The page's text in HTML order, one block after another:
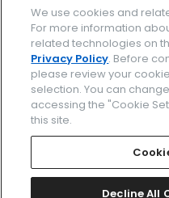
企業情報
プライバシーポリ
Amazon PayはAmazon.com,
We use cookies and
For more information
related technologies on
Privacy Policy. Before
please review your
selection. You can
accessing the "Cookie
this site.
Decline All